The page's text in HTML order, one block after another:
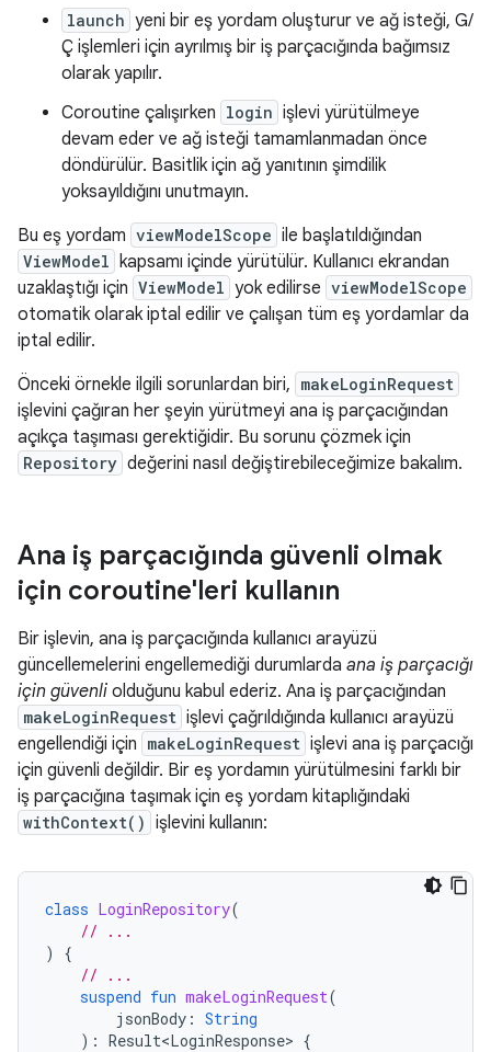
launch yeni bir eş yordam oluşturur ve ağ isteği, G/
Ç işlemleri için ayrılmış bir iş parçacığında bağımsız
olarak yapılır.
Coroutine çalışırken login işlevi yürütülmeye
devam eder ve ağ isteği tamamlanmadan önce
döndürülür. Basitlik için ağ yanıtının şimdilik
yoksayıldığını unutmayın.
Bu eş yordam viewModelScope ile başlatıldığından
ViewModel kapsamı içinde yürütülür. Kullanıcı ekrandan
uzaklaştığı için ViewModel yok edilirse viewModelScope
otomatik olarak iptal edilir ve çalışan tüm eş yordamlar da
iptal edilir.
Önceki örnekle ilgili sorunlardan biri, makeLoginRequest
işlevini çağıran her şeyin yürütmeyi ana iş parçacığından
açıkça taşıması gerektiğidir. Bu sorunu çözmek için
Repository değerini nasıl değiştirebileceğimize bakalım.
Ana iş parçacığında güvenli olmak
için coroutine'leri kullanın
Bir işlevin, ana iş parçacığında kullanıcı arayüzü
güncellemelerini engellemediği durumlarda ana iş parçacığı
için güvenli olduğunu kabul ederiz. Ana iş parçacığından
makeLoginRequest işlevi çağrıldığında kullanıcı arayüzü
engellendiği için makeLoginRequest işlevi ana iş parçacığı
için güvenli değildir. Bir eş yordamın yürütülmesini farklı bir
iş parçacığına taşımak için eş yordam kitaplığındaki
withContext() işlevini kullanın:
class LoginRepository(
// ...
)
{
// ...
suspend fun makeLoginRequest(
jsonBody : String
): Result<LoginResponse> {